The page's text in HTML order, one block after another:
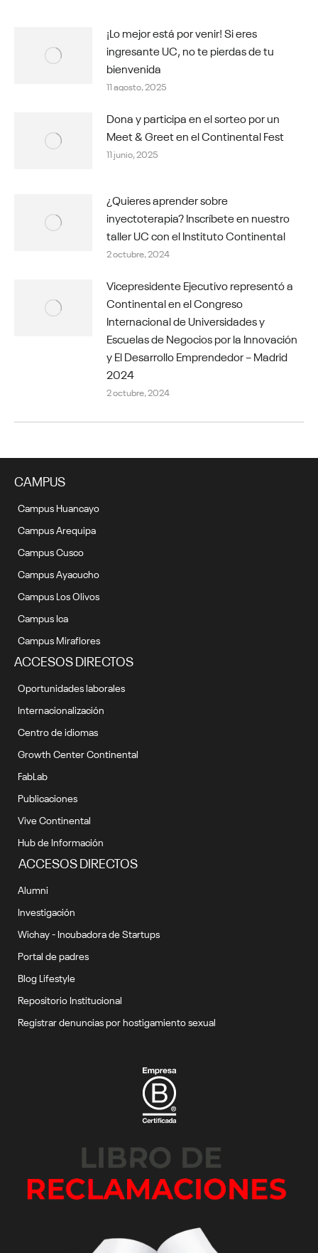
¡Lo mejor está por venir! Si eres
ingresante UC, no te pierdas de tu
bienvenida
11 agosto, 2025
Dona y participa en el sorteo por un
Meet & Greet en el Continental Fest
11 junio, 2025
¿Quieres aprender sobre
inyectoterapia? Inscríbete en nuestro
taller UC con el Instituto Continental
2 octubre, 2024
Vicepresidente Ejecutivo representó a
Continental en el Congreso
Internacional de Universidades y
Escuelas de Negocios por la Innovación
y El Desarrollo Emprendedor – Madrid
2024
2 octubre, 2024
CAMPUS
Campus Huancayo
Campus Arequipa
Campus Cusco
Campus Ayacucho
Campus Los Olivos
Campus Ica
Campus Miraflores
ACCESOS DIRECTOS
Oportunidades laborales
Internacionalización
Centro de idiomas
Growth Center Continental
FabLab
Publicaciones
Vive Continental
Hub de Información
ACCESOS DIRECTOS
Alumni
Investigación
Wichay - Incubadora de Startups
Portal de padres
Blog Lifestyle
Repositorio Institucional
Registrar denuncias por hostigamiento sexual